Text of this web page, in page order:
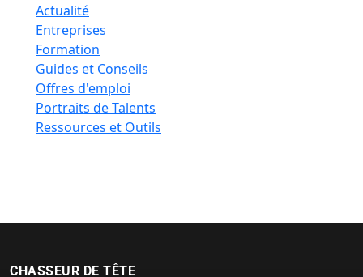
Actualité
Entreprises
Formation
Guides et Conseils
Offres d'emploi
Portraits de Talents
Ressources et Outils
CHASSEUR DE TÊTE